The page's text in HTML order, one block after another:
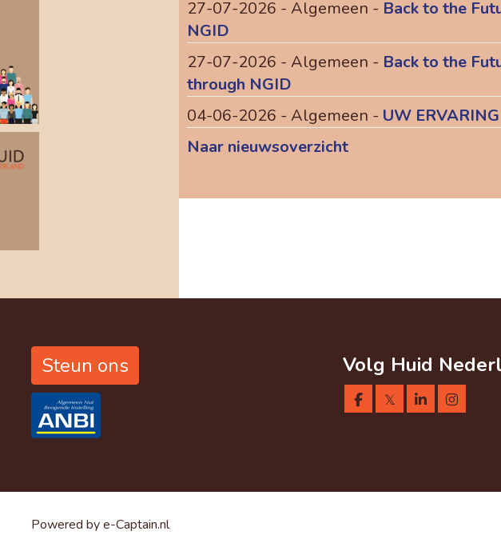
27-07-2026 - Algemeen - Back to the
NGID
27-07-2026 - Algemeen - Back to the
through NGID
04-06-2026 - Algemeen - UW
Naar nieuwsoverzicht
Steun ons Volg Huid
𝕏
Powered by e-Captain.nl